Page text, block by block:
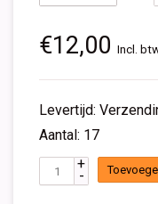
€12,00 Incl.
Levertijd:
Aantal: 17
+
-